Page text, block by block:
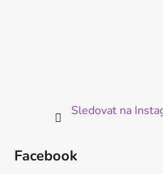
Sledovat na
Facebook